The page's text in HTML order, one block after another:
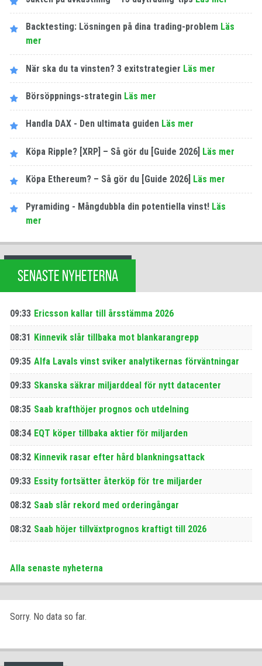
Backtesting: Lösningen på dina trading-problem Läs
mer
När ska du ta vinsten? 3 exitstrategier Läs mer
Börsöppnings-strategin Läs mer
Handla DAX - Den ultimata guiden Läs mer
Köpa Ripple? [XRP] – Så gör du [Guide 2026] Läs mer
Köpa Ethereum? – Så gör du [Guide 2026] Läs mer
Pyramiding - Mångdubbla din potentiella vinst! Läs
mer
SENASTE NYHETERNA
09:33 Ericsson kallar till årsstämma 2026
08:31 Kinnevik slår tillbaka mot blankarangrepp
09:35 Alfa Lavals vinst sviker analytikernas förväntningar
09:33 Skanska säkrar miljarddeal för nytt datacenter
08:35 Saab krafthöjer prognos och utdelning
08:34 EQT köper tillbaka aktier för miljarden
08:32 Kinnevik rasar efter hård blankningsattack
09:33 Essity fortsätter återköp för tre miljarder
08:32 Saab slår rekord med orderingångar
08:32 Saab höjer tillväxtprognos kraftigt till 2026
Alla senaste nyheterna
Sorry. No data so far.